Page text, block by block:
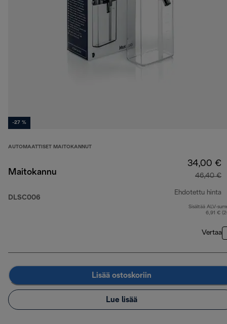
-27 %
AUTOMAATTISET MAITOKANNUT
Maitokannu
DLSC006
34,00 €
46,40 €
Ehdotettu hinta
Sisältää ALV-
6,91 €
Vertaa
Lisää ostoskoriin
Lue lisää